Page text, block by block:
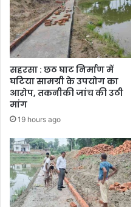
सहरसा : छठ घाट निर्माण में
घटिया सामग्री के उपयोग का
आरोप, तकनीकी जांच की उठी
मांग
19 hours ago